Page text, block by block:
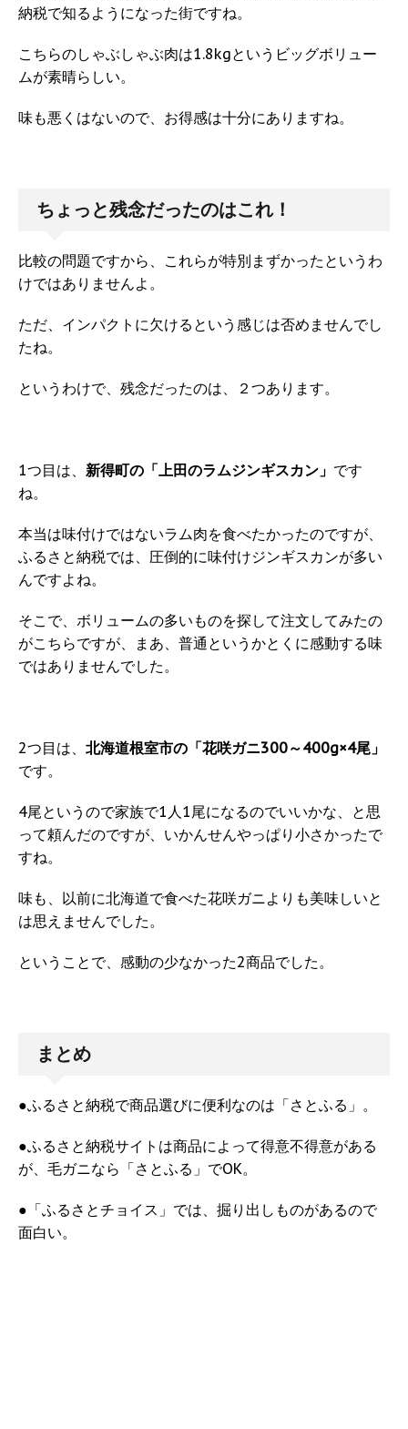
納税で知るようになった街ですね。
こちらのしゃぶしゃぶ肉は1.8kgというビッグボリュー
ムが素晴らしい。
味も悪くはないので、お得感は十分にありますね。
ちょっと残念だったのはこれ！
比較の問題ですから、これらが特別まずかったというわ
けではありませんよ。
ただ、インパクトに欠けるという感じは否めませんでし
たね。
というわけで、残念だったのは、２つあります。
1つ目は、 新得町の「上田のラムジンギスカン」 です
ね。
本当は味付けではないラム肉を食べたかったのですが、
ふるさと納税では、圧倒的に味付けジンギスカンが多い
んですよね。
そこで、ボリュームの多いものを探して注文してみたの
がこちらですが、まあ、普通というかとくに感動する味
ではありませんでした。
2つ目は、 北海道根室市の「花咲ガニ300～400g×4尾」
です。
4尾というので家族で1人1尾になるのでいいかな、と思
って頼んだのですが、いかんせんやっぱり小さかったで
すね。
味も、以前に北海道で食べた花咲ガニよりも美味しいと
は思えませんでした。
ということで、感動の少なかった2商品でした。
まとめ
●ふるさと納税で商品選びに便利なのは「さとふる」。
●ふるさと納税サイトは商品によって得意不得意がある
が、毛ガニなら「さとふる」でOK。
●「ふるさとチョイス」では、掘り出しものがあるので
面白い。